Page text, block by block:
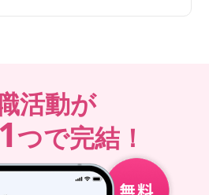
活動が
1つで完結！